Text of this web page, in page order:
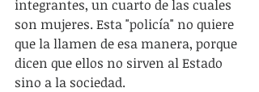
integrantes, un cuarto de las cuales
son mujeres. Esta "policía" no quiere
que la llamen de esa manera, porque
dicen que ellos no sirven al Estado
sino a la sociedad.